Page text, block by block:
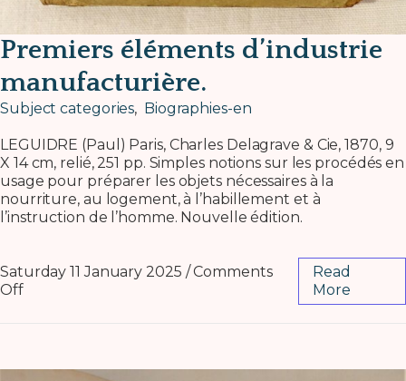
Premiers éléments d’industrie
manufacturière.
Subject categories, Biographies-en
LEGUIDRE (Paul) Paris, Charles Delagrave & Cie, 1870, 9
X 14 cm, relié, 251 pp. Simples notions sur les procédés en
usage pour préparer les objets nécessaires à la
nourriture, au logement, à l’habillement et à
l’instruction de l’homme. Nouvelle édition.
Saturday 11 January 2025 / Comments
Off
Read
More